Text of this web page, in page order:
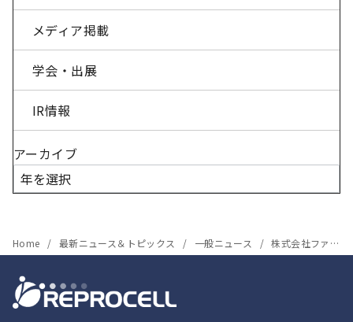
メディア掲載
学会・出展
IR情報
アーカイブ
Home 最新ニュース＆トピックス 一般ニュース 株式会社ファンケルより、ヒトiPS細胞由来感覚神経細胞を用いた研究の成果が配信されました